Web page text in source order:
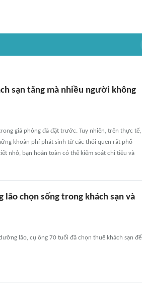
sạn tăng mà nhiều người không
giá phòng đã đặt trước. Tuy nhiên, trên thực tế,
khoản phí phát sinh từ các thói quen rất phổ
nhỏ, bạn hoàn toàn có thể kiểm soát chi tiêu và
lão chọn sống trong khách sạn và
lão, cụ ông 70 tuổi đã chọn thuê khách sạn để